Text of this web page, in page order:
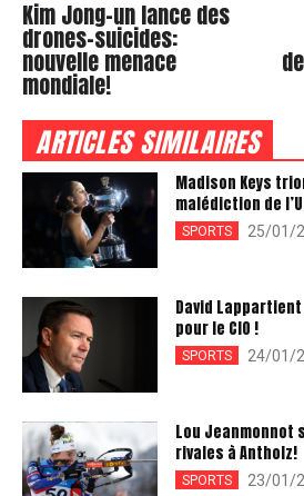
Kim Jong-un lance des
drones-suicides:
nouvelle menace
mondiale!
ARTICLES SIMILAIRES
Madison Keys
malédiction de
SPORTS 25/01/
David
pour le CIO !
SPORTS 24/01/
Lou Jeanmonnot
rivales à Antholz!
SPORTS 23/01/